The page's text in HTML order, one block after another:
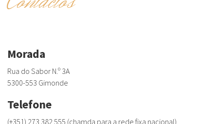
Morada
Rua do Sabor N.º 3A
5300-553 Gimonde
Telefone
(+351) 273 382 555 (chamda para a rede fixa nacional)